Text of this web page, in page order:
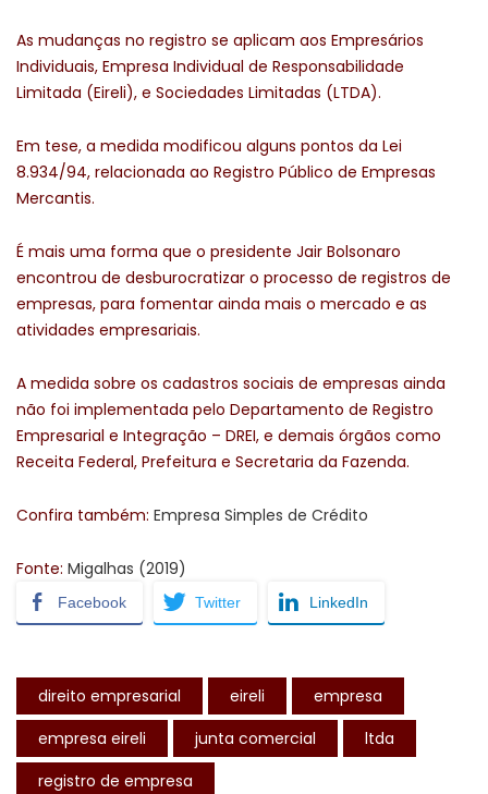
As mudanças no registro se aplicam aos Empresários
Individuais, Empresa Individual de Responsabilidade
Limitada (Eireli), e Sociedades Limitadas (LTDA).
Em tese, a medida modificou alguns pontos da Lei
8.934/94, relacionada ao Registro Público de Empresas
Mercantis.
É mais uma forma que o presidente Jair Bolsonaro
encontrou de desburocratizar o processo de registros de
empresas, para fomentar ainda mais o mercado e as
atividades empresariais.
A medida sobre os cadastros sociais de empresas ainda
não foi implementada pelo Departamento de Registro
Empresarial e Integração – DREI, e demais órgãos como
Receita Federal, Prefeitura e Secretaria da Fazenda.
Confira também: Empresa Simples de Crédito
Fonte: Migalhas (2019)
Facebook Twitter LinkedIn
direito empresarial eireli
empresa
empresa eireli
junta comercial
ltda
registro de empresa